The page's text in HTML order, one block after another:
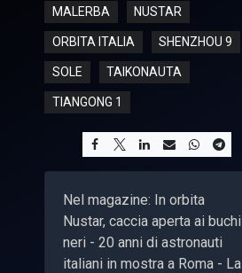
MALERBA NUSTAR
ORBITA ITALIA SHENZHOU 9
SOLE TAIKONAUTA
TIANGONG 1
Nel magazine: In orbita
Nustar, caccia aperta ai buchi
neri - 20 anni di astronauti
italiani in mostra a Roma - La